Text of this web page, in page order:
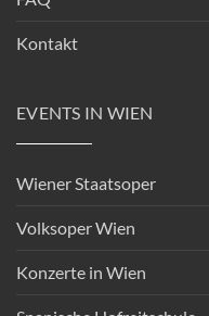
Kontakt
EVENTS IN WIEN
Wiener Staatsoper
Volksoper Wien
Konzerte in Wien